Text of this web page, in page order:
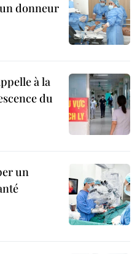
donneur
à la
du
un